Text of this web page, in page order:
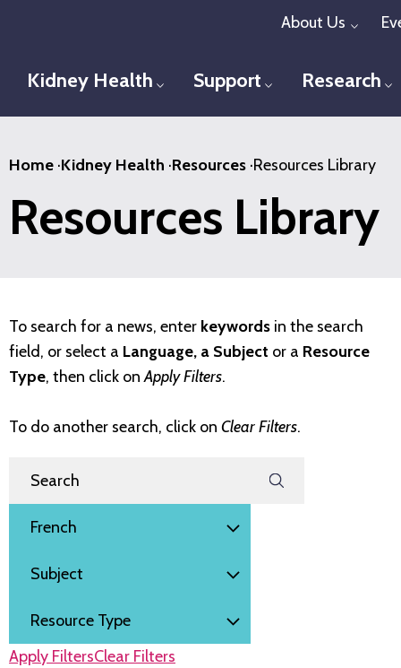
content
About Us
Kidney Health Toggle menu
Support Toggle menu
Research
Home ·Kidney Health ·Resources ·Resources Library
Resources Library
To search for a news, enter keywords in the search
field, or select a Language, a Subject or a Resource
Type, then click onApply Filters.
To do another search, click on Clear Filters.
Filter by
Search Resources
Language
Subject
Resource Type
Apply FiltersClear Filters